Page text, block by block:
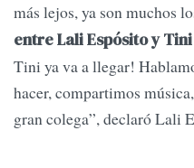
más lejos, ya son muchos
entre Lali Espósito y
Tini ya va a llegar!
hacer, compartimos
gran colega”, declaró Lali